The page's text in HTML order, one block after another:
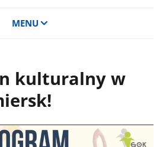
MENU
kulturalny w